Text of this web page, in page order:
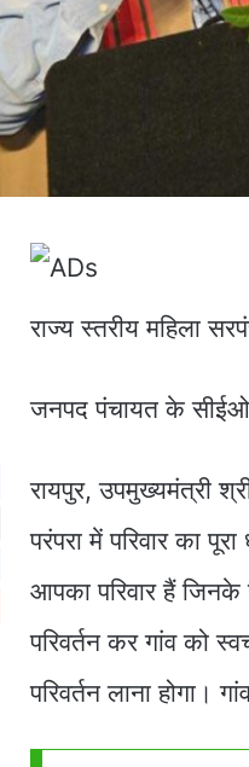
राज्य स्तरीय महिला
जनपद पंचायत के सीईओ
रायपुर, उपमुख्यमंत्री
परंपरा में परिवार का
आपका परिवार हैं
परिवर्तन कर गांव को
परिवर्तन लाना होगा।